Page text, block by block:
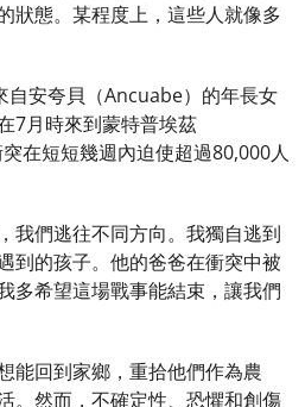
狀態。某程度上，這些人就像多
安夸貝（Ancuabe）的年長女
7月時來到蒙特普埃茲
在短短幾週內迫使超過80,000人
我們逃往不同方向。我獨自逃到
到的孩子。他的爸爸在衝突中被
多希望這場戰事能結束，讓我們
能回到家鄉，重拾他們作為農
。然而，不確定性、恐懼和創傷